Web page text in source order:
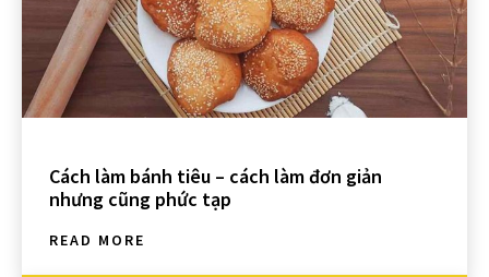
Cách làm bánh tiêu – cách làm đơn giản
nhưng cũng phức tạp
READ MORE